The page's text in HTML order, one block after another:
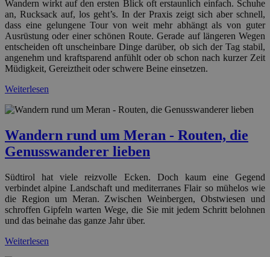
Wandern wirkt auf den ersten Blick oft erstaunlich einfach. Schuhe
an, Rucksack auf, los geht’s. In der Praxis zeigt sich aber schnell,
dass eine gelungene Tour von weit mehr abhängt als von guter
Ausrüstung oder einer schönen Route. Gerade auf längeren Wegen
entscheiden oft unscheinbare Dinge darüber, ob sich der Tag stabil,
angenehm und kraftsparend anfühlt oder ob schon nach kurzer Zeit
Müdigkeit, Gereiztheit oder schwere Beine einsetzen.
Weiterlesen
Wandern rund um Meran - Routen, die
Genusswanderer lieben
Südtirol hat viele reizvolle Ecken. Doch kaum eine Gegend
verbindet alpine Landschaft und mediterranes Flair so mühelos wie
die Region um Meran. Zwischen Weinbergen, Obstwiesen und
schroffen Gipfeln warten Wege, die Sie mit jedem Schritt belohnen
und das beinahe das ganze Jahr über.
Weiterlesen